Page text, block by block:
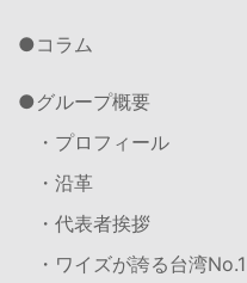
コラム
グループ概要
・プロフィール
・沿革
・代表者挨拶
・ワイズが誇る台湾No.1